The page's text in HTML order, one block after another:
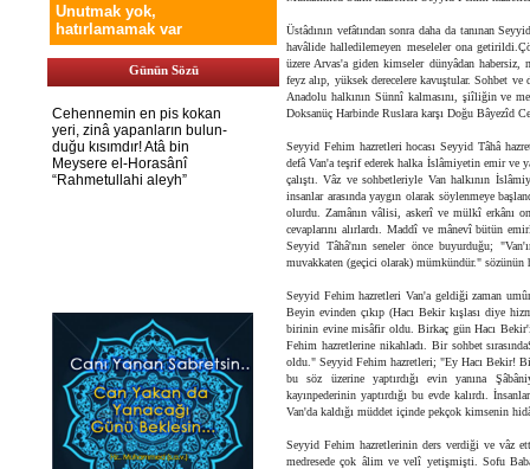
Unutmak yok,
hatırlamamak var
Günün Sözü
Üstâdının vefâtından sonra daha da tanınan
havâlide halledilemeyen meseleler ona
üzere Arvas'a giden kimseler dünyâdan habersiz,
feyz alıp, yüksek derecelere kavuştular. Sohbet
Anadolu halkının Sünnî kalmasını, şiîliğin ve
Doksanüç Harbinde Ruslara karşı Doğu Bâyezîd
Seyyid Fehim hazretleri hocası Seyyid Tâhâ
defâ Van'a teşrif ederek halka İslâmiyetin emir ve
çalıştı. Vâz ve sohbetleriyle Van halkının
insanlar arasında yaygın olarak söylenmeye
olurdu. Zamânın vâlisi, askerî ve mülkî erkânı
cevaplarını alırlardı. Maddî ve mânevî bütün
Seyyid Tâhâ'nın seneler önce buyurduğu;
muvakkaten (geçici olarak) mümkündür." sözünün
Seyyid Fehim hazretleri Van'a geldiği zaman
Beyin evinden çıkıp (Hacı Bekir kışlası diye
birinin evine misâfir oldu. Birkaç gün Hacı
Fehim hazretlerine nikahladı. Bir sohbet
oldu." Seyyid Fehim hazretleri; "Ey Hacı Bekir!
bu söz üzerine yaptırdığı evin yanına
kayınpederinin yaptırdığı bu evde kalırdı.
Van'da kaldığı müddet içinde pekçok kimsenin
Seyyid Fehim hazretlerinin ders verdiği ve vâz
medresede çok âlim ve velî yetişmişti. Sofu